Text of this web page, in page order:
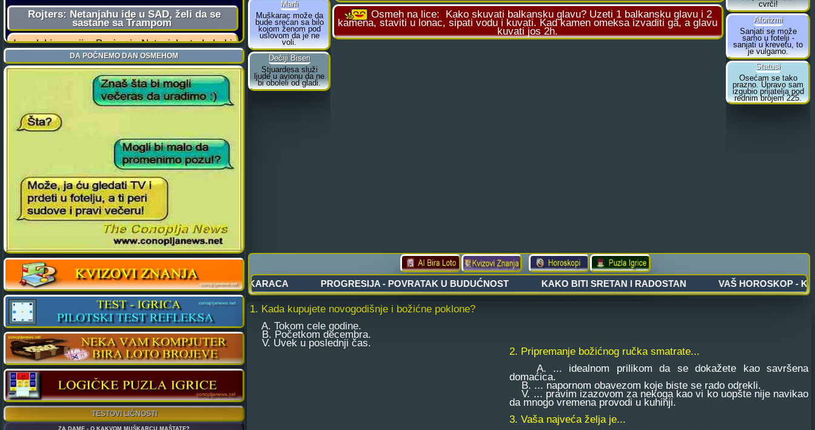
Osmeh na lice: Kako skuvati balkansku glavu? Uzeti 1 balkansku glavu i 2
kamena, staviti u lonac, sipati vodu i kuvati. Kad kamen omeksa izvaditi ga, a glavu
kuvati jos 2h.
1. Kada kupujete novogodišnje i božićne poklone?
A. Tokom cele godine.
B. Početkom decembra.
V. Uvek u poslednji čas.
2. Pripremanje božićnog ručka smatrate...
A. ... idealnom prilikom da se dokažete kao savršena
domaćica.
B. ... napornom obavezom koje biste se rado odrekli.
V. ... pravim izazovom za nekoga kao vi ko uopšte nije navikao
da mnogo vremena provodi u kuhinji.
3. Vaša najveća želja je...